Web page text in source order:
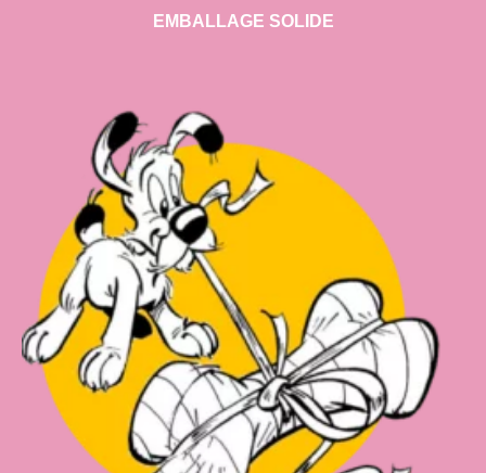
EMBALLAGE SOLIDE